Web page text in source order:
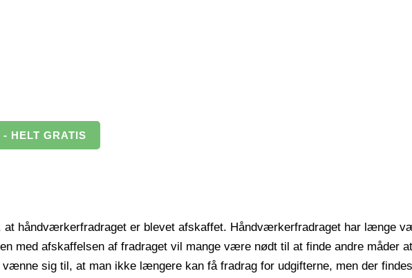
HELT GRATIS
håndværkerfradraget er blevet afskaffet. Håndværkerfradraget har længe
med afskaffelsen af fradraget vil mange være nødt til at finde andre måder
sig til, at man ikke længere kan få fradrag for udgifterne, men der